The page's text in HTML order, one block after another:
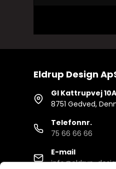
Eldrup Design
Gl Kattrupvej 10A
8751 Gedved,
Telefonnr.
75 66 66 66
E-mail
info@eldrup-